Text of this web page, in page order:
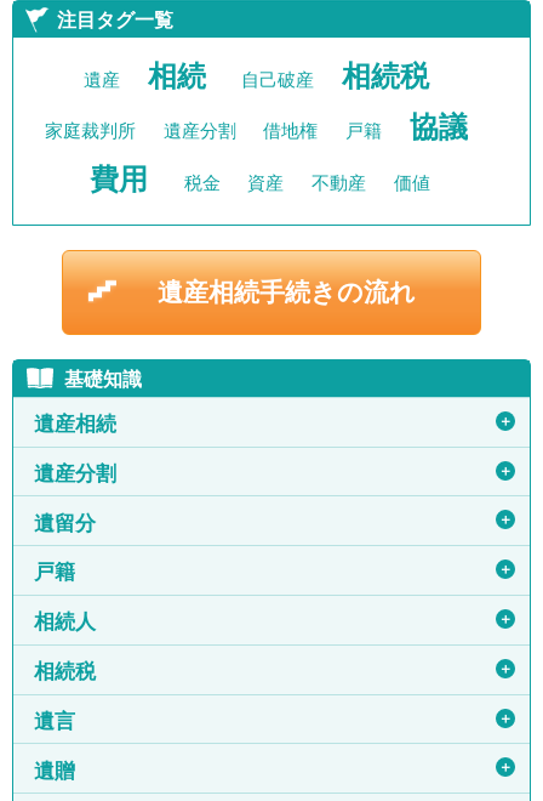
注目タグ一覧
遺産 相続 自己破産 相続税
家庭裁判所 遺産分割 借地権 戸籍
協議
費用
税金 資産 不動産 価値
遺産相続手続きの流れ
基礎知識
遺産相続 ＋
遺産分割 ＋
遺留分 ＋
戸籍 ＋
相続人 ＋
相続税 ＋
遺言 ＋
遺贈 ＋